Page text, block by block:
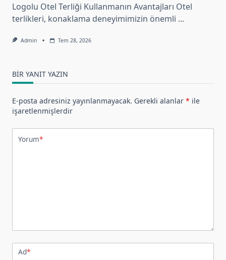
Logolu Otel Terliği Kullanmanın Avantajları Otel
terlikleri, konaklama deneyimimizin önemli ...
Admin Tem 28, 2026
BIR YANIT YAZIN
E-posta adresiniz yayınlanmayacak. Gerekli alanlar * ile
işaretlenmişlerdir
Yorum*
Ad*